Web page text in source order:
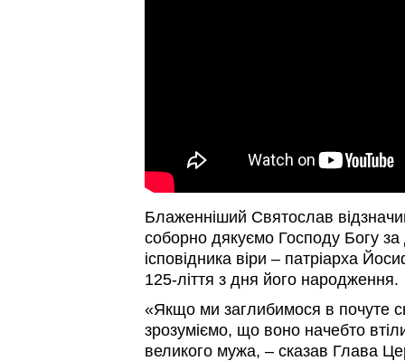
Блаженніший Святослав
соборно дякуємо Господу Богу
ісповідника віри – патріарха
125-ліття з дня його народження.
«Якщо ми заглибимося в почуте
зрозуміємо, що воно начебто
великого мужа, – сказав Глава